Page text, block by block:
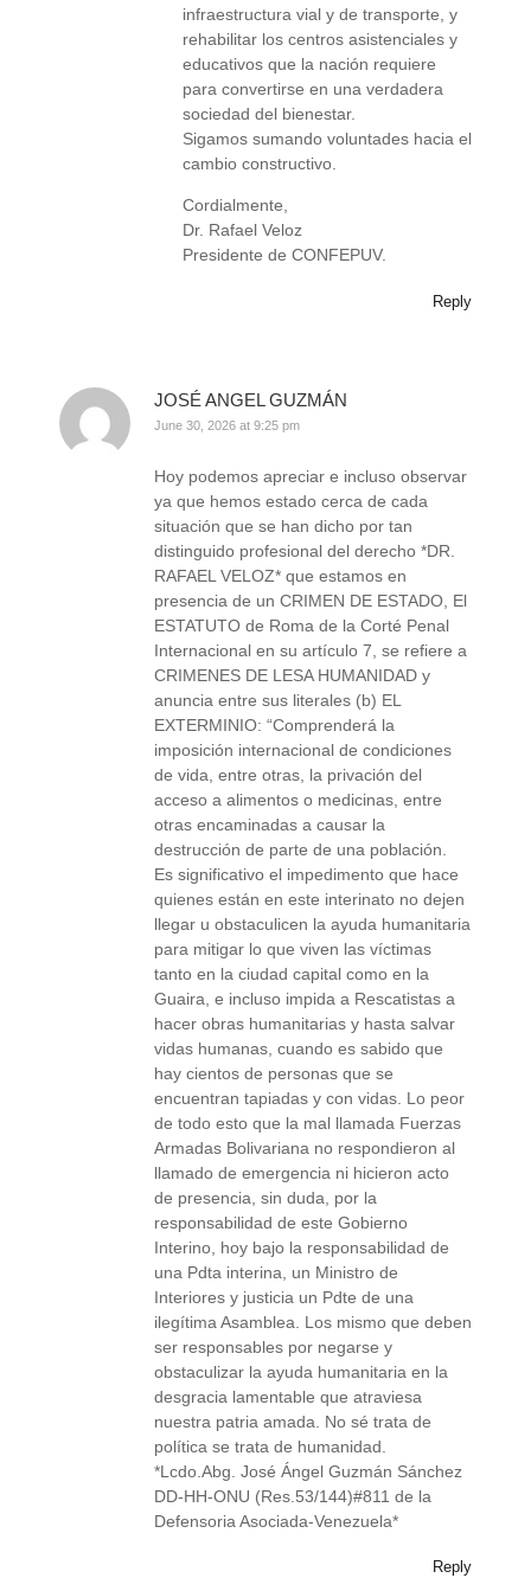
infraestructura vial y de transporte, y
rehabilitar los centros asistenciales y
educativos que la nación requiere
para convertirse en una verdadera
sociedad del bienestar.
Sigamos sumando voluntades hacia el
cambio constructivo.
Cordialmente,
Dr. Rafael Veloz
Presidente de CONFEPUV.
Reply
JOSÉ ANGEL GUZMÁN
June 30, 2026 at 9:25 pm
Hoy podemos apreciar e incluso observar
ya que hemos estado cerca de cada
situación que se han dicho por tan
distinguido profesional del derecho *DR.
RAFAEL VELOZ* que estamos en
presencia de un CRIMEN DE ESTADO, El
ESTATUTO de Roma de la Corté Penal
Internacional en su artículo 7, se refiere a
CRIMENES DE LESA HUMANIDAD y
anuncia entre sus literales (b) EL
EXTERMINIO: “Comprenderá la
imposición internacional de condiciones
de vida, entre otras, la privación del
acceso a alimentos o medicinas, entre
otras encaminadas a causar la
destrucción de parte de una población.
Es significativo el impedimento que hace
quienes están en este interinato no dejen
llegar u obstaculicen la ayuda humanitaria
para mitigar lo que viven las víctimas
tanto en la ciudad capital como en la
Guaira, e incluso impida a Rescatistas a
hacer obras humanitarias y hasta salvar
vidas humanas, cuando es sabido que
hay cientos de personas que se
encuentran tapiadas y con vidas. Lo peor
de todo esto que la mal llamada Fuerzas
Armadas Bolivariana no respondieron al
llamado de emergencia ni hicieron acto
de presencia, sin duda, por la
responsabilidad de este Gobierno
Interino, hoy bajo la responsabilidad de
una Pdta interina, un Ministro de
Interiores y justicia un Pdte de una
ilegítima Asamblea. Los mismo que deben
ser responsables por negarse y
obstaculizar la ayuda humanitaria en la
desgracia lamentable que atraviesa
nuestra patria amada. No sé trata de
política se trata de humanidad.
*Lcdo.Abg. José Ángel Guzmán Sánchez
DD-HH-ONU (Res.53/144)#811 de la
Defensoria Asociada-Venezuela*
Reply